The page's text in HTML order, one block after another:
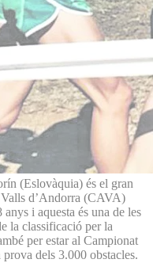
(Eslovàquia) és el gran
d’Andorra (CAVA)
i aquesta és una de les
la classificació per la
per estar al Campionat
dels 3.000 obstacles.